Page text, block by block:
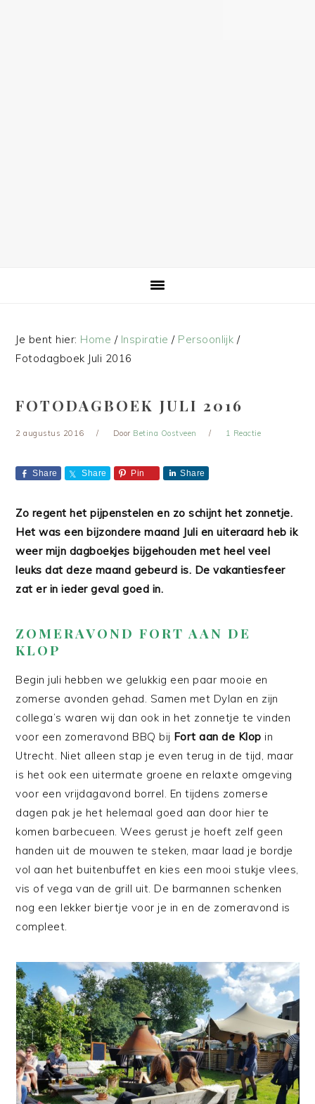
Je bent hier: Home / Inspiratie / Persoonlijk /
Fotodagboek Juli 2016
FOTODAGBOEK JULI 2016
2 augustus 2016 Door Betina Oostveen 1 Reactie
Share Share Pin Share
Zo regent het pijpenstelen en zo schijnt het zonnetje.
Het was een bijzondere maand Juli en uiteraard heb ik
weer mijn dagboekjes bijgehouden met heel veel
leuks dat deze maand gebeurd is. De vakantiesfeer
zat er in ieder geval goed in.
ZOMERAVOND FORT AAN DE
KLOP
Begin juli hebben we gelukkig een paar mooie en
zomerse avonden gehad. Samen met Dylan en zijn
collega’s waren wij dan ook in het zonnetje te vinden
voor een zomeravond BBQ bij Fort aan de Klop in
Utrecht. Niet alleen stap je even terug in de tijd, maar
is het ook een uitermate groene en relaxte omgeving
voor een vrijdagavond borrel. En tijdens zomerse
dagen pak je het helemaal goed aan door hier te
komen barbecueen. Wees gerust je hoeft zelf geen
handen uit de mouwen te steken, maar laad je bordje
vol aan het buitenbuffet en kies een mooi stukje vlees,
vis of vega van de grill uit. De barmannen schenken
nog een lekker biertje voor je in en de zomeravond is
compleet.